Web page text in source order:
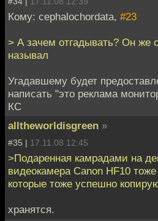
Кому: cephalochordata, #23
> А зачем отгадывать? Он же
называл
Угадавшему будет
написать "это реклама
КС
alltheworldisgreen »
#35 | 17.11.08 12:45
>Подаренная камрадами на
видеокамера Canon HF10
которые тоже успешно
хранятся.